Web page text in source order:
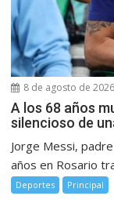
8 de agosto de 2026
A los 68 años
silencioso de
Jorge Messi,
años en Rosario
Deportes Principal